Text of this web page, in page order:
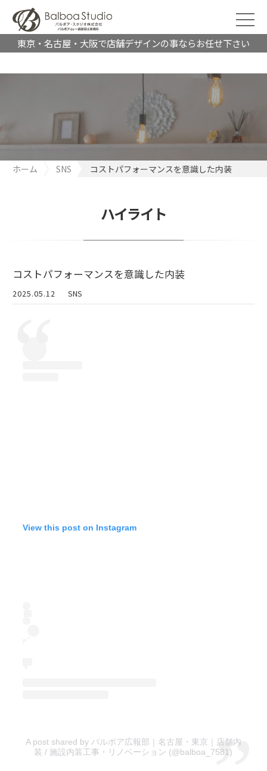
東京・名古屋・大阪で店舗デザインの事ならお任せ下さい
ホーム SNS コストパフォーマンスを意識した内装
ハイライト
コストパフォーマンスを意識した内装
2025.05.12 SNS
View this post on Instagram
A post shared by バルボア広報部｜名古屋・東京｜店舗内
装 / 施設内装工事・リノベーション (@balboa_7581)